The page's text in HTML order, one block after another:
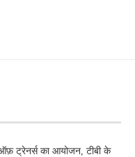
ट्रेनर्स का आयोजन, टीबी के